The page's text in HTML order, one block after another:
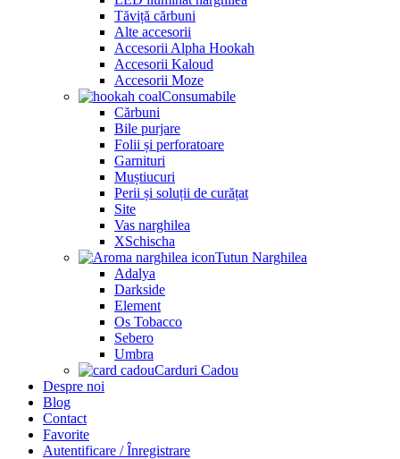
Tăviță cărbuni
Alte accesorii
Accesorii Alpha Hookah
Accesorii Kaloud
Accesorii Moze
Consumabile
Cărbuni
Bile purjare
Folii și perforatoare
Garnituri
Muștiucuri
Perii și soluții de curățat
Site
Vas narghilea
XSchischa
Tutun Narghilea
Adalya
Darkside
Element
Os Tobacco
Sebero
Umbra
Carduri Cadou
Despre noi
Blog
Contact
Favorite
Autentificare / Înregistrare